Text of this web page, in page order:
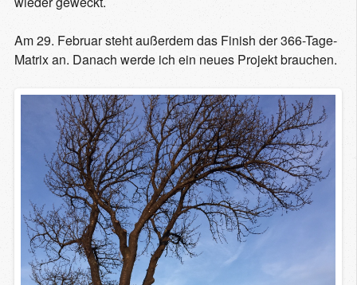
Am 29. Februar steht außerdem das Finish der 366-Tage-
Matrix an. Danach werde ich ein neues Projekt brauchen.